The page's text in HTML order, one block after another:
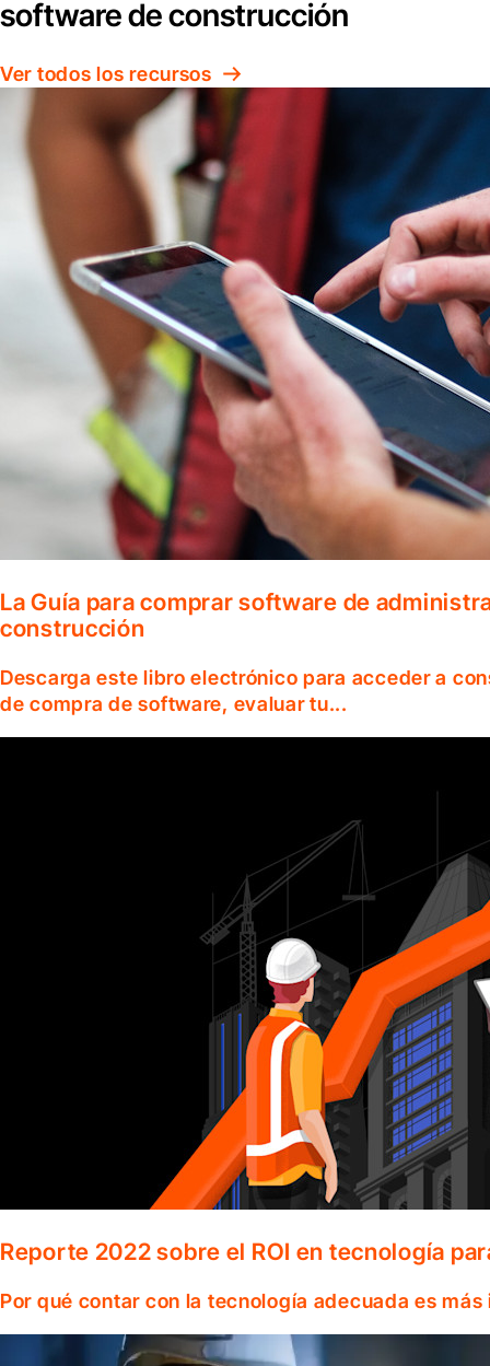
software de construcción
Ver todos los recursos
La Guía para comprar software de
construcción
Descarga este libro electrónico para acceder a
de compra de software, evaluar tu...
Reporte 2022 sobre el ROI en tecnología
Por qué contar con la tecnología adecuada es